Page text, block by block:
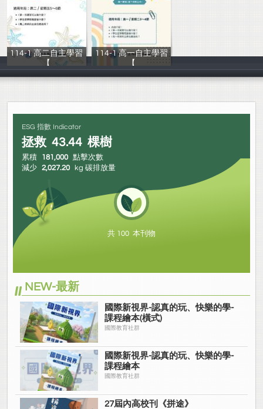
114-1 高二自主學習
【
圖書館讀者服務
114-1 高一自主學習
【
圖書館讀者服務
ESG 指數 Indicator
拯救 43.44 棵樹
累積 181,000 點擊次數
減少 2,027.20 kg 碳排放量
共 100 本刊物
NEW-最新
國際新視界-認真的玩、快樂的學-
課程繪本(橫式)
國際教育社群
國際新視界-認真的玩、快樂的學-
課程繪本
國際教育社群
27屆內高校刊《拼途》